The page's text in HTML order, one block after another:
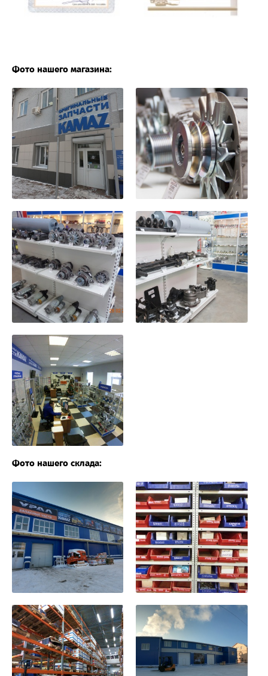
Фото нашего магазина:
Фото нашего склада: